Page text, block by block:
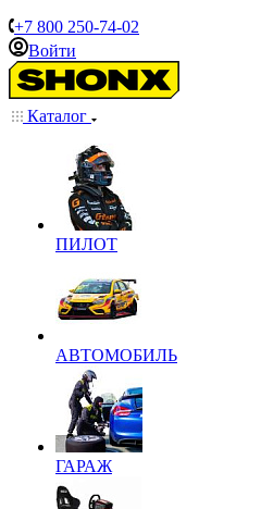
+7 800 250-74-02
Войти
Каталог
ПИЛОТ
АВТОМОБИЛЬ
ГАРАЖ